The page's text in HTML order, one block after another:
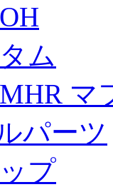
ム
マ
パーツ
プ